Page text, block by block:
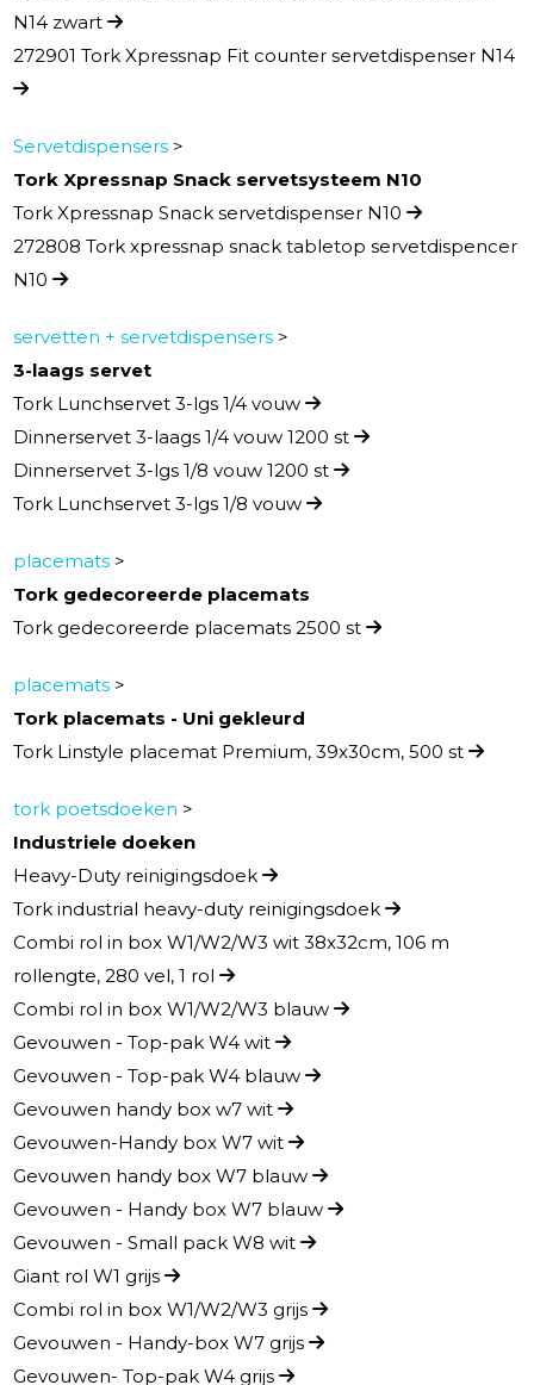
N14 zwart
272901 Tork Xpressnap Fit counter servetdispenser N14
Servetdispensers >
Tork Xpressnap Snack servetsysteem N10
Tork Xpressnap Snack servetdispenser N10
272808 Tork xpressnap snack tabletop servetdispencer
N10
servetten + servetdispensers >
3-laags servet
Tork Lunchservet 3-lgs 1/4 vouw
Dinnerservet 3-laags 1/4 vouw 1200 st
Dinnerservet 3-lgs 1/8 vouw 1200 st
Tork Lunchservet 3-lgs 1/8 vouw
placemats >
Tork gedecoreerde placemats
Tork gedecoreerde placemats 2500 st
placemats >
Tork placemats - Uni gekleurd
Tork Linstyle placemat Premium, 39x30cm, 500 st
tork poetsdoeken >
Industriele doeken
Heavy-Duty reinigingsdoek
Tork industrial heavy-duty reinigingsdoek
Combi rol in box W1/W2/W3 wit 38x32cm, 106 m
rollengte, 280 vel, 1 rol
Combi rol in box W1/W2/W3 blauw
Gevouwen - Top-pak W4 wit
Gevouwen - Top-pak W4 blauw
Gevouwen handy box w7 wit
Gevouwen-Handy box W7 wit
Gevouwen handy box W7 blauw
Gevouwen - Handy box W7 blauw
Gevouwen - Small pack W8 wit
Giant rol W1 grijs
Combi rol in box W1/W2/W3 grijs
Gevouwen - Handy-box W7 grijs
Gevouwen- Top-pak W4 grijs